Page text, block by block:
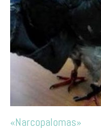
«Narcopalomas»